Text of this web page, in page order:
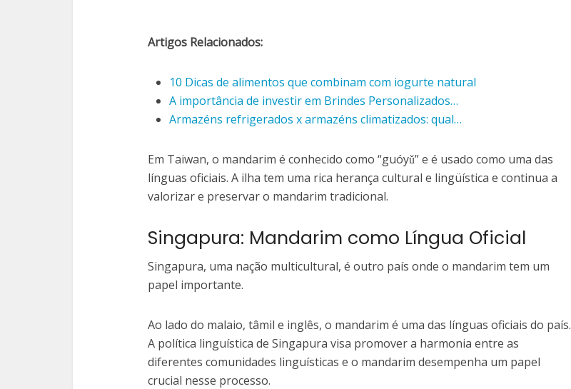
Artigos Relacionados:
10 Dicas de alimentos que combinam com iogurte natural
A importância de investir em Brindes Personalizados…
Armazéns refrigerados x armazéns climatizados: qual…
Em Taiwan, o mandarim é conhecido como “guóyǔ” e é usado como uma das
línguas oficiais. A ilha tem uma rica herança cultural e lingüística e continua a
valorizar e preservar o mandarim tradicional.
Singapura: Mandarim como Língua Oficial
Singapura, uma nação multicultural, é outro país onde o mandarim tem um
papel importante.
Ao lado do malaio, tâmil e inglês, o mandarim é uma das línguas oficiais do país.
A política linguística de Singapura visa promover a harmonia entre as
diferentes comunidades linguísticas e o mandarim desempenha um papel
crucial nesse processo.